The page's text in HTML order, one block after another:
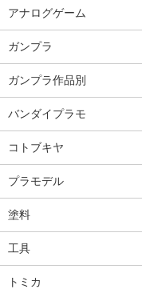
アナログゲーム
ガンプラ
ガンプラ作品別
バンダイプラモ
コトブキヤ
プラモデル
塗料
工具
トミカ